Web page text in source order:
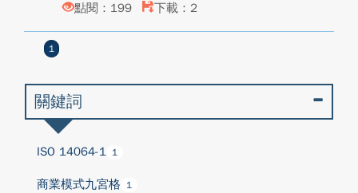
點閱：199
下載：2
1
關鍵詞
ISO 14064-1 1
商業模式九宮格 1